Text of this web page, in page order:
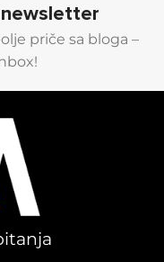
priče sa bloga –